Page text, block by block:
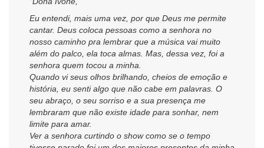
Eu entendi, mais uma vez, por que Deus me permite
cantar. Deus coloca pessoas como a senhora no
nosso caminho pra lembrar que a música vai muito
além do palco, ela toca almas. Mas, dessa vez, foi a
senhora quem tocou a minha.
Quando vi seus olhos brilhando, cheios de emoção e
história, eu senti algo que não cabe em palavras. O
seu abraço, o seu sorriso e a sua presença me
lembraram que não existe idade para sonhar, nem
limite para amar.
Ver a senhora curtindo o show como se o tempo